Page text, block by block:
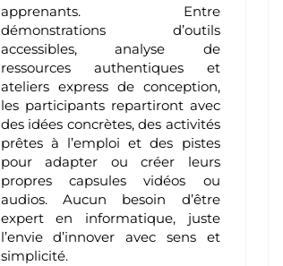
apprenants. Entre
démonstrations d’outils
accessibles, analyse de
ressources authentiques et
ateliers express de conception,
les participants repartiront avec
des idées concrètes, des activités
prêtes à l’emploi et des pistes
pour adapter ou créer leurs
propres capsules vidéos ou
audios. Aucun besoin d’être
expert en informatique, juste
l’envie d’innover avec sens et
simplicité.